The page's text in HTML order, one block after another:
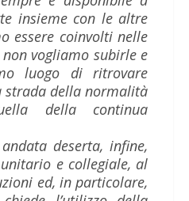
insieme con le altre
essere coinvolti nelle
vogliamo subirle e
luogo di ritrovare
della normalità
della continua
deserta, infine,
e collegiale, al
ed, in particolare,